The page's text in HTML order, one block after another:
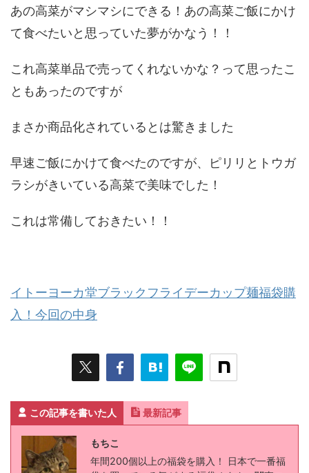
あの高菜がマシマシにできる！あの高菜ご飯にかけ
て食べたいと思っていた夢がかなう！！
これ高菜単品で売ってくれないかな？って思ったこ
ともあったのですが
まさか商品化されているとは驚きました
早速ご飯にかけて食べたのですが、ピリリとトウガ
ラシがきいている高菜で美味でした！
これは常備しておきたい！！
イトーヨーカ堂ブラックフライデーカップ麺福袋購
入！今回の中身
この記事を書いた人 最新記事
もちこ
年間200個以上の福袋を購入！ 日本で一番福